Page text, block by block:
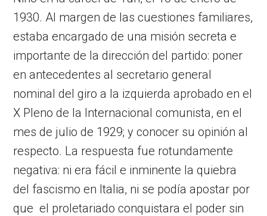
1930. Al margen de las cuestiones familiares,
estaba encargado de una misión secreta e
importante de la dirección del partido: poner
en antecedentes al secretario general
nominal del giro a la izquierda aprobado en el
X Pleno de la Internacional comunista, en el
mes de julio de 1929; y conocer su opinión al
respecto. La respuesta fue rotundamente
negativa: ni era fácil e inminente la quiebra
del fascismo en Italia, ni se podía apostar por
que el proletariado conquistara el poder sin